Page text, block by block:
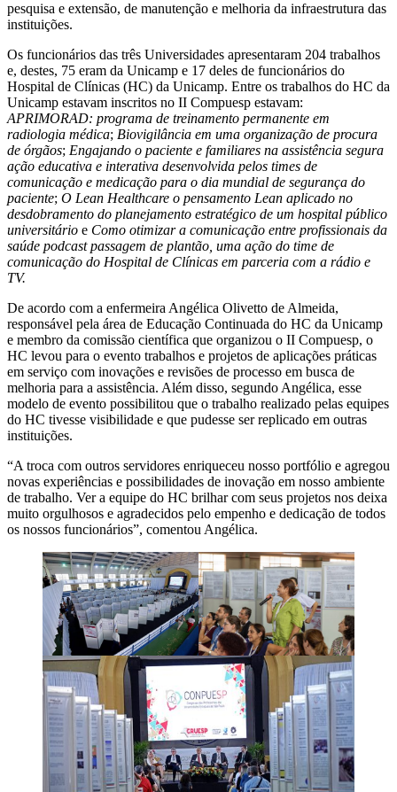
pesquisa e extensão, de manutenção e melhoria da infraestrutura das
instituições.
Os funcionários das três Universidades apresentaram 204 trabalhos
e, destes, 75 eram da Unicamp e 17 deles de funcionários do
Hospital de Clínicas (HC) da Unicamp. Entre os trabalhos do HC da
Unicamp estavam inscritos no II Compuesp estavam:
APRIMORAD: programa de treinamento permanente em
radiologia médica; Biovigilância em uma organização de procura
de órgãos; Engajando o paciente e familiares na assistência segura
ação educativa e interativa desenvolvida pelos times de
comunicação e medicação para o dia mundial de segurança do
paciente; O Lean Healthcare o pensamento Lean aplicado no
desdobramento do planejamento estratégico de um hospital público
universitário e Como otimizar a comunicação entre profissionais da
saúde podcast passagem de plantão, uma ação do time de
comunicação do Hospital de Clínicas em parceria com a rádio e
TV.
De acordo com a enfermeira Angélica Olivetto de Almeida,
responsável pela área de Educação Continuada do HC da Unicamp
e membro da comissão científica que organizou o II Compuesp, o
HC levou para o evento trabalhos e projetos de aplicações práticas
em serviço com inovações e revisões de processo em busca de
melhoria para a assistência. Além disso, segundo Angélica, esse
modelo de evento possibilitou que o trabalho realizado pelas equipes
do HC tivesse visibilidade e que pudesse ser replicado em outras
instituições.
“A troca com outros servidores enriqueceu nosso portfólio e agregou
novas experiências e possibilidades de inovação em nosso ambiente
de trabalho. Ver a equipe do HC brilhar com seus projetos nos deixa
muito orgulhosos e agradecidos pelo empenho e dedicação de todos
os nossos funcionários”, comentou Angélica.